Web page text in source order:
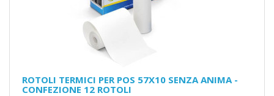
ROTOLI TERMICI PER POS 57X10 SENZA ANIMA -
CONFEZIONE 12 ROTOLI